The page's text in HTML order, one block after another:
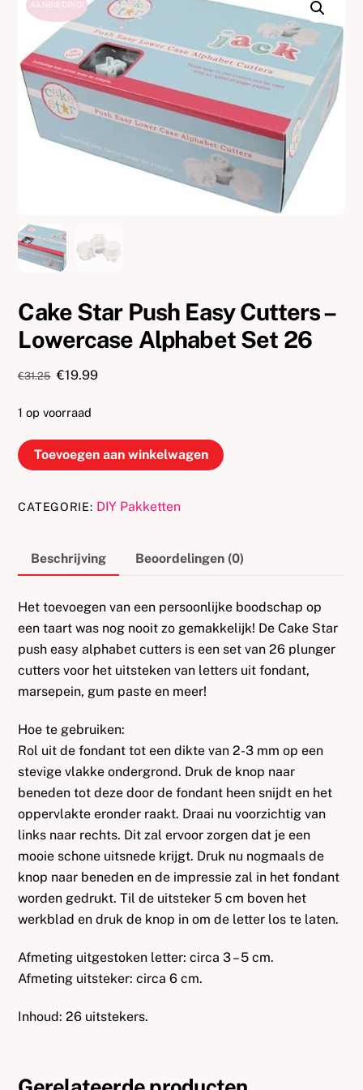
AANBIEDING!
Cake Star Push Easy Cutters –
Lowercase Alphabet Set 26
€31.25 Oorspronkelijke
was:
€19.99Huidige
1 op voorraad
Cake
Star
Easy
Lowercase
Set
26
aantal
Toevoegen aan winkelwagen
CATEGORIE: DIY Pakketten
Beschrijving Beoordelingen (0)
Het toevoegen van een persoonlijke boodschap op
een taart was nog nooit zo gemakkelijk! De Cake Star
push easy alphabet cutters is een set van 26 plunger
cutters voor het uitsteken van letters uit fondant,
marsepein, gum paste en meer!
Hoe te gebruiken:
Rol uit de fondant tot een dikte van 2-3 mm op een
stevige vlakke ondergrond. Druk de knop naar
beneden tot deze door de fondant heen snijdt en het
oppervlakte eronder raakt. Draai nu voorzichtig van
links naar rechts. Dit zal ervoor zorgen dat je een
mooie schone uitsnede krijgt. Druk nu nogmaals de
knop naar beneden en de impressie zal in het fondant
worden gedrukt. Til de uitsteker 5 cm boven het
werkblad en druk de knop in om de letter los te laten.
Afmeting uitgestoken letter: circa 3 – 5 cm.
Afmeting uitsteker: circa 6 cm.
Inhoud: 26 uitstekers.